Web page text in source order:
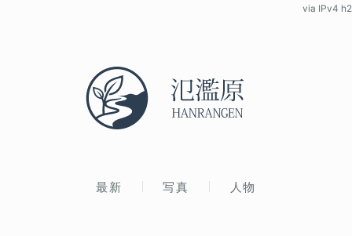
最新 写真 人物
via IPv4 h2